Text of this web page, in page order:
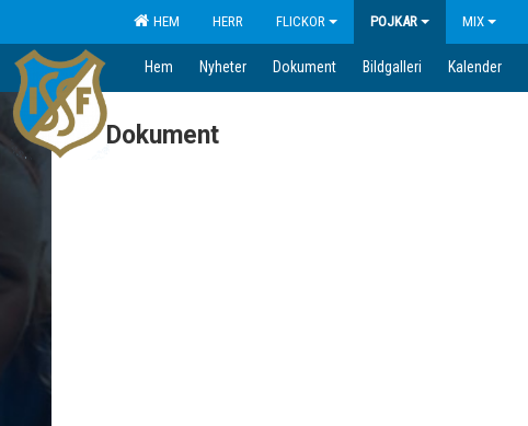
HEM HERR FLICKOR POJKAR MIX
Hem Nyheter Dokument Bildgalleri Kalender
Dokument